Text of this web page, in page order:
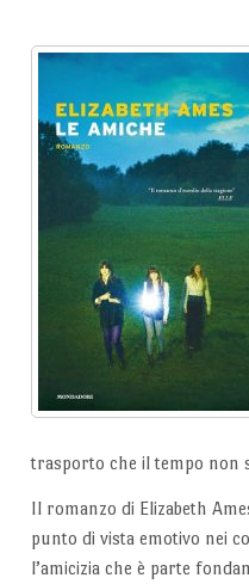
trasporto che il tempo non
Il romanzo di Elizabeth
punto di vista emotivo nei
l’amicizia che è parte